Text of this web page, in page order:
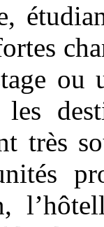
ou
très